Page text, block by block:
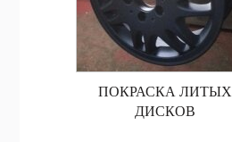
ПОКРАСКА ЛИТЫХ
ДИСКОВ